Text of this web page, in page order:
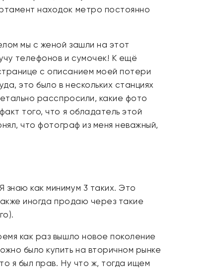
находок метро постоянно
мы с женой зашли на этот
телефонов и сумочек! К ещё
с описанием моей потери
это было в нескольких станциях
расспросили, какие фото
того, что я обладатель этой
что фотограф из меня неважный,
как минимум 3 таких. Это
иногда продаю через такие
как раз вышло новое поколение
было купить на вторичном рынке
я был прав. Ну что ж, тогда ищем